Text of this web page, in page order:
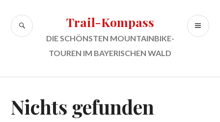
Inhalt
springen
Trail-Kompass
DIE SCHÖNSTEN MOUNTAINBIKE-
TOUREN IM BAYERISCHEN WALD
SUCHE
Nichts gefunden